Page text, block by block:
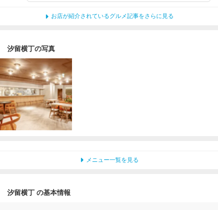
お店が紹介されているグルメ記事をさらに見る
汐留横丁の写真
メニュー一覧を見る
汐留横丁 の基本情報